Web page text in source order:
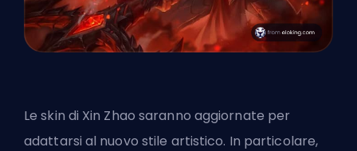
Le skin di Xin Zhao saranno aggiornate per
adattarsi al nuovo stile artistico. In particolare,